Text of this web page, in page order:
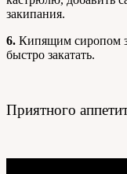
закипания.
6. Кипящим сиропом
быстро закатать.
Приятного